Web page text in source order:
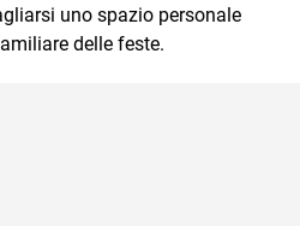
uno spazio personale
delle feste.